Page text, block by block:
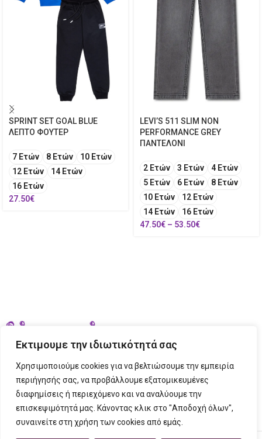
Εκτιμουμε την ιδιωτικότητά σας
Χρησιμοποιούμε cookies για να βελτιώσουμε την εμπειρία
περιήγησής σας, να προβάλλουμε εξατομικευμένες
διαφημίσεις ή περιεχόμενο και να αναλύουμε την
επισκεψιμότητά μας. Κάνοντας κλικ στο "Αποδοχή όλων",
συναινείτε στη χρήση των cookies από εμάς.
SPRINT SET GOAL BLUE
ΛΕΠΤΟ ΦΟΥΤΕΡ
7 Ετών 8 Ετών
10 Ετών
12 Ετών
14 Ετών
16 Ετών
27.50€
LEVI’S 511 SLIM NON
PERFORMANCE GREY
ΠΑΝΤΕΛΟΝΙ
2 Ετών 3 Ετών
4 Ετών
5 Ετών
6 Ετών
8 Ετών
10 Ετών
12 Ετών
14 Ετών
16 Ετών
47.50€ – 53.50€
ΣΤΟΙΧΕΙΑ ΕΠΙΚΟΙΝΩΝΙΑΣ
ΠΛΗΡΟΦΟΡΙΕΣ